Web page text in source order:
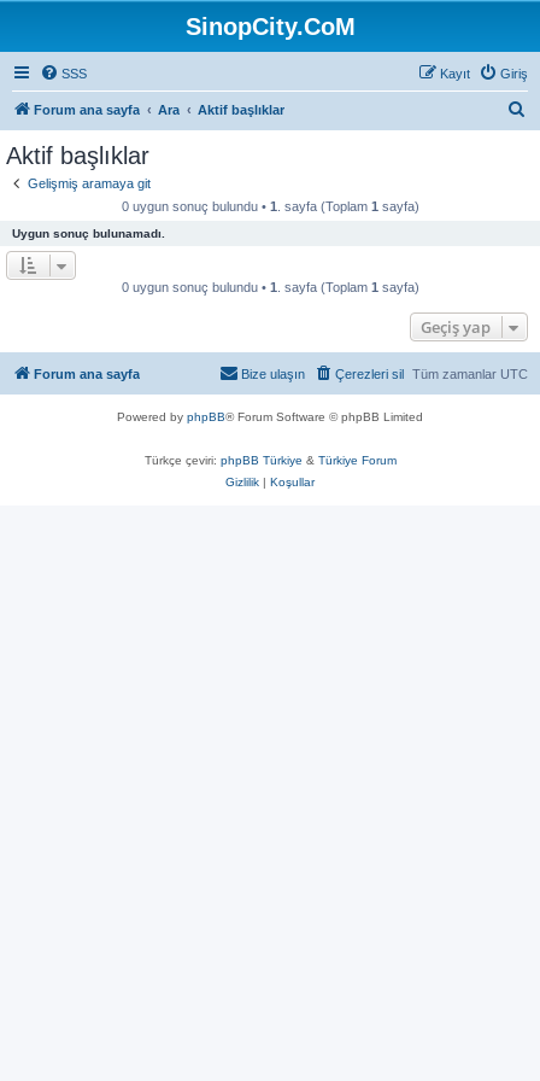
SinopCity.CoM
SSS Giriş
Kayıt
Forum ana sayfa Ara Aktif başlıklar
Aktif başlıklar
Gelişmiş aramaya git
0 uygun sonuç bulundu • 1 . sayfa (Toplam 1 sayfa)
Uygun sonuç bulunamadı.
0 uygun sonuç bulundu • 1 . sayfa (Toplam 1 sayfa)
Geçiş yap
Forum ana sayfa Tüm zamanlar UTC
Çerezleri sil
Bize ulaşın
Powered by phpBB® Forum Software © phpBB Limited
Türkçe çeviri: phpBB Türkiye & Türkiye Forum
Gizlilik | Koşullar